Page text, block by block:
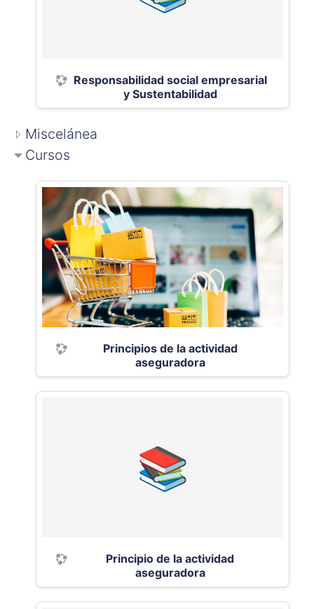
Responsabilidad social empresarial
y Sustentabilidad
Miscelánea
Cursos
Principios de la actividad
aseguradora
Principio de la actividad
aseguradora